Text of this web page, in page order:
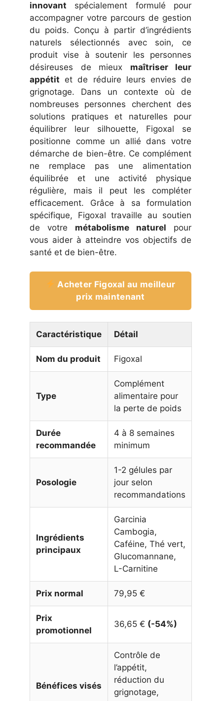
innovant spécialement formulé pour
accompagner votre parcours de gestion
du poids. Conçu à partir d’ingrédients
naturels sélectionnés avec soin, ce
produit vise à soutenir les personnes
désireuses de mieux maîtriser leur
appétit et de réduire leurs envies de
grignotage. Dans un contexte où de
nombreuses personnes cherchent des
solutions pratiques et naturelles pour
équilibrer leur silhouette, Figoxal se
positionne comme un allié dans votre
démarche de bien-être. Ce complément
ne remplace pas une alimentation
équilibrée et une activité physique
régulière, mais il peut les compléter
efficacement. Grâce à sa formulation
spécifique, Figoxal travaille au soutien
de votre métabolisme naturel pour
vous aider à atteindre vos objectifs de
santé et de bien-être.
Acheter Figoxal au meilleur
prix maintenant
Caractéristique Détail
Nom du produit Figoxal
Type
Complément
alimentaire pour
la perte de poids
Durée
recommandée
4 à 8 semaines
minimum
Posologie
1-2 gélules par
jour selon
recommandations
Ingrédients
principaux
Garcinia
Cambogia,
Caféine, Thé vert,
Glucomannane,
L-Carnitine
Prix normal 79,95 €
Prix
promotionnel
36,65 € (-54%)
Bénéfices visés
Contrôle de
l’appétit,
réduction du
grignotage,